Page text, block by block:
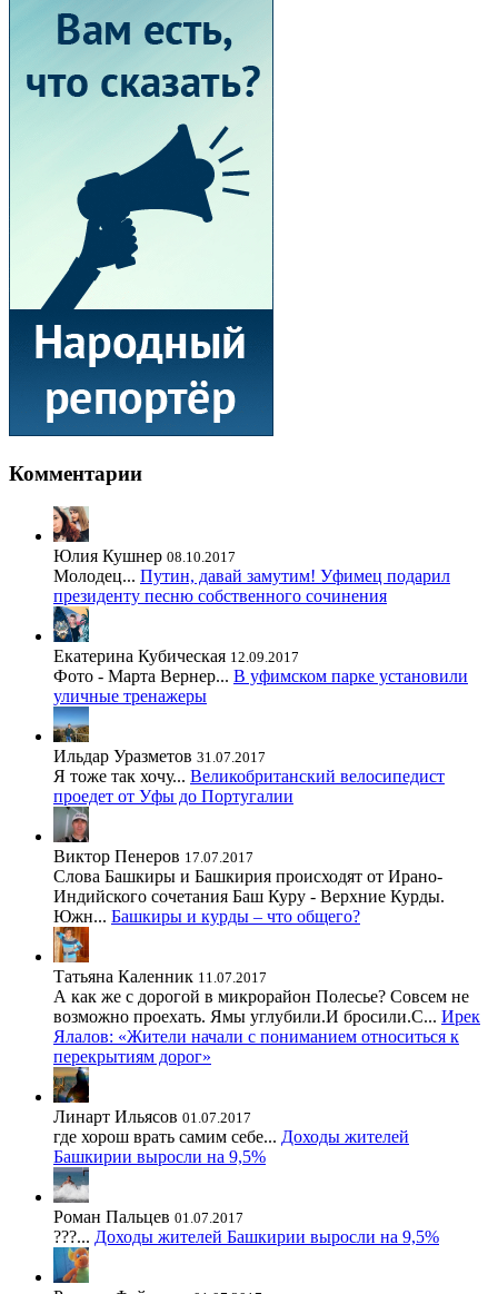
Комментарии
Юлия Кушнер 08.10.2017
Молодец... Путин, давай замутим! Уфимец подарил
президенту песню собственного сочинения
Екатерина Кубическая 12.09.2017
Фото - Марта Вернер... В уфимском парке установили
уличные тренажеры
Ильдар Уразметов 31.07.2017
Я тоже так хочу... Великобританский велосипедист
проедет от Уфы до Португалии
Виктор Пенеров 17.07.2017
Слова Башкиры и Башкирия происходят от Ирано-
Индийского сочетания Баш Куру - Верхние Курды.
Южн... Башкиры и курды – что общего?
Татьяна Каленник 11.07.2017
А как же с дорогой в микрорайон Полесье? Совсем не
возможно проехать. Ямы углубили.И бросили.С... Ирек
Ялалов: «Жители начали с пониманием относиться к
перекрытиям дорог»
Линарт Ильясов 01.07.2017
где хорош врать самим себе... Доходы жителей
Башкирии выросли на 9,5%
Роман Пальцев 01.07.2017
???... Доходы жителей Башкирии выросли на 9,5%